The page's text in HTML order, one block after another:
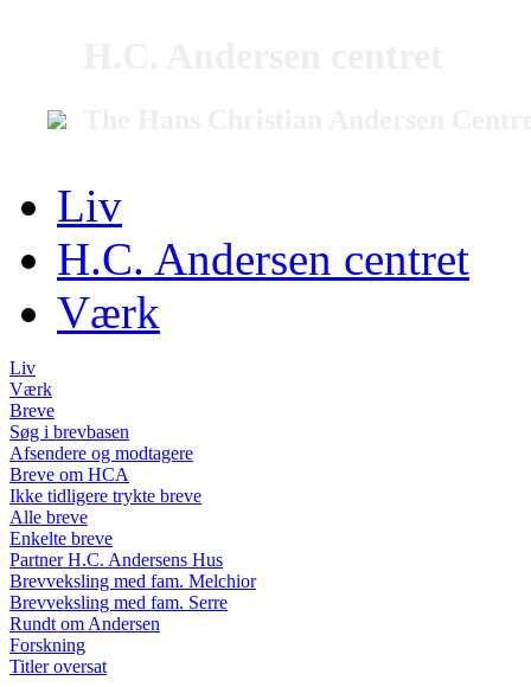
Liv
H.C. Andersen centret
Værk
Liv
Værk
Breve
Søg i brevbasen
Afsendere og modtagere
Breve om HCA
Ikke tidligere trykte breve
Alle breve
Enkelte breve
Partner H.C. Andersens Hus
Brevveksling med fam. Melchior
Brevveksling med fam. Serre
Rundt om Andersen
Forskning
Titler oversat